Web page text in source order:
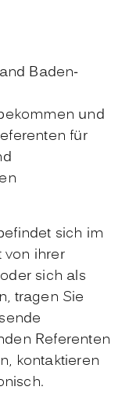
Baden-
und
für
sich im
ihrer
sich als
tragen Sie
Referenten
kontaktieren